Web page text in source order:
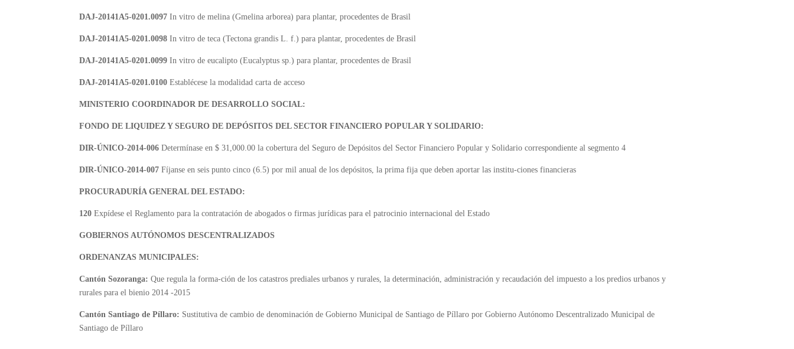
DAJ-20141A5-0201.0097In vitro de melina (Gmelina arborea) para plantar, procedentes de Brasil
DAJ-20141A5-0201.0098In vitro de teca (Tectona grandis L. f.) para plantar, procedentes de Brasil
DAJ-20141A5-0201.0099 In vitro de eucalipto (Eucalyptus sp.) para plantar, procedentes de Brasil
DAJ-20141A5-0201.0100Establécese la modalidad carta de acceso
MINISTERIO COORDINADOR DE DESARROLLO SOCIAL:
FONDO DE LIQUIDEZ Y SEGURO DE DEPÓSITOS DEL SECTOR FINANCIERO POPULAR Y SOLIDARIO:
DIR-ÚNICO-2014-006Determínase en $ 31,000.00 la cobertura del Seguro de Depósitos del Sector Financiero Popular y Solidario correspondiente al segmento 4
DIR-ÚNICO-2014-007Fíjanse en seis punto cinco (6.5) por mil anual de los depósitos, la prima fija que deben aportar las institu-ciones financieras
PROCURADURÍA GENERAL DEL ESTADO:
120Expídese el Reglamento para la contratación de abogados o firmas jurídicas para el patrocinio internacional del Estado
GOBIERNOS AUTÓNOMOS DESCENTRALIZADOS
ORDENANZAS MUNICIPALES:
Cantón Sozoranga: Que regula la forma-ción de los catastros prediales urbanos y rurales, la determinación, administración y recaudación del impuesto a los predios urbanos y
rurales para el bienio 2014 -2015
Cantón Santiago de Píllaro: Sustitutiva de cambio de denominación de Gobierno Municipal de Santiago de Píllaro por Gobierno Autónomo Descentralizado Municipal de
Santiago de Píllaro